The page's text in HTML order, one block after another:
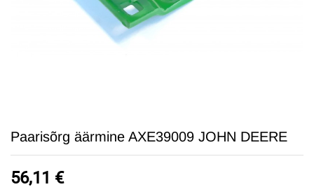
Paarisõrg äärmine AXE39009 JOHN DEERE
56,11 €